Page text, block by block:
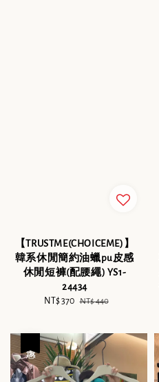
【TRUSTME(CHOICEME)】
韓系休閒簡約油蠟pu皮感
休閒短褲(配腰繩) YS1-
24434
Sale
NT$ 370 Regular
NT$ 440